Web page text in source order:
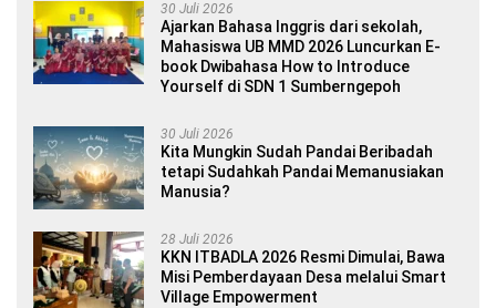
30 Juli 2026
Ajarkan Bahasa Inggris dari sekolah,
Mahasiswa UB MMD 2026 Luncurkan E-
book Dwibahasa How to Introduce
Yourself di SDN 1 Sumberngepoh
30 Juli 2026
Kita Mungkin Sudah Pandai Beribadah
tetapi Sudahkah Pandai Memanusiakan
Manusia?
28 Juli 2026
KKN ITBADLA 2026 Resmi Dimulai, Bawa
Misi Pemberdayaan Desa melalui Smart
Village Empowerment